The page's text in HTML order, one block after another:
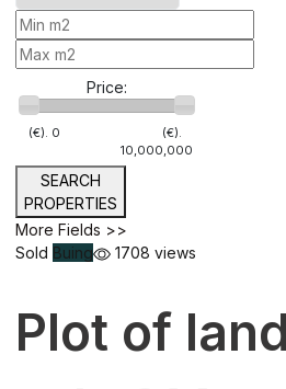
Price:
(€). 0
(€).
10,000,000
SEARCH
PROPERTIES
More Fields >>
Sold Buing 1708 views
Plot of